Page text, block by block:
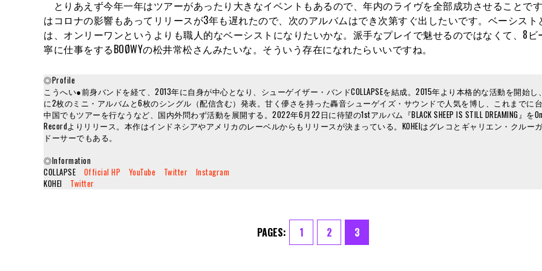
とりあえず今年一年はツアーがあったり大きなイベントもあるので、年内のライヴを全部成功させることで
はコロナの影響もあってリリースが3年も遅れたので、次のアルバムはでき次第すぐ出したいです。ベーシスト
は、オンリーワンというよりも職人的なベーシストになりたいかな。派手なプレイで魅せるのではなくて、8ビ
寧に仕事をするBOØWYの松井常松さんみたいな。そういう存在になれたらいいですね。
◎Profile
こうへい●前身バンドを経て、2013年に自身が中心となり、シューゲイザー・バンドCOLLAPSEを結成。2015年より本格的な活動を開始
に2枚のミニ・アルバムと6枚のシングル（配信含む）発表。甘く儚さを持った轟音シューゲイズ・サウンドで人気を博し、これまでに
中国でもツアーを行なうなど、国内外問わず活動を展開する。2022年6月22日に待望の1stアルバム『BLACK SHEEP IS STILL DREAMING』を
Recordよりリリース。本作はインドネシアやアメリカのレーベルからもリリースが決まっている。KOHEIはグレコとギャリエン・クルー
ドーサーでもある。
◎Information
COLLAPSE Official HP YouTube Twitter
Instagram
KOHEI Twitter
PAGES: 1 2 3